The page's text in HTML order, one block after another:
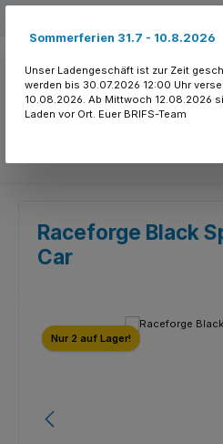
Raceforge Black
Car
Bildergalerie überspringen
Nur 2 auf Lager!
Sommerferien 31.7 - 10.8.2026
Unser Ladengeschäft ist zur Zeit
werden bis 30.07.2026 12:00 Uhr
10.08.2026. Ab Mittwoch 12.08.2026
Laden vor Ort. Euer BRIFS-Team